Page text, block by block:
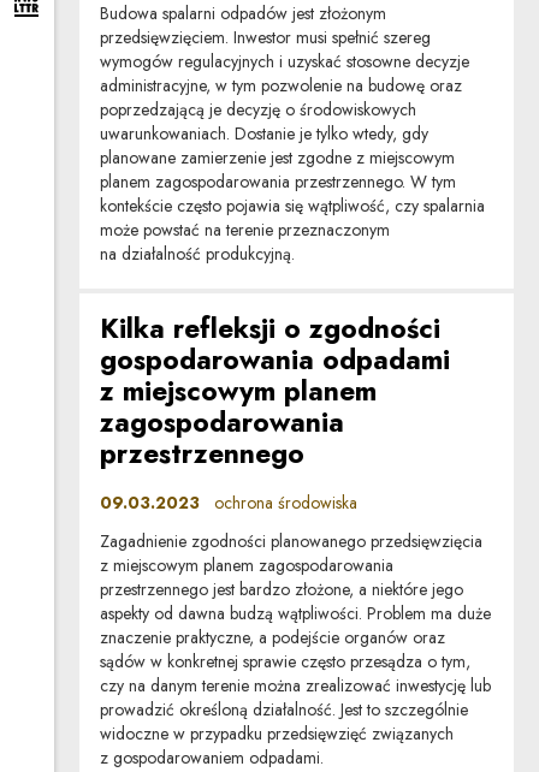
rozwiń formularz zapisu na newsletter
Budowa spalarni odpadów jest złożonym
przedsięwzięciem. Inwestor musi spełnić szereg
wymogów regulacyjnych i uzyskać stosowne decyzje
administracyjne, w tym pozwolenie na budowę oraz
poprzedzającą je decyzję o środowiskowych
uwarunkowaniach. Dostanie je tylko wtedy, gdy
planowane zamierzenie jest zgodne z miejscowym
planem zagospodarowania przestrzennego. W tym
kontekście często pojawia się wątpliwość, czy spalarnia
może powstać na terenie przeznaczonym
na działalność produkcyjną.
Kilka refleksji o zgodności
gospodarowania odpadami
z miejscowym planem
zagospodarowania
przestrzennego
09.03.2023 ochrona środowiska
Zagadnienie zgodności planowanego przedsięwzięcia
z miejscowym planem zagospodarowania
przestrzennego jest bardzo złożone, a niektóre jego
aspekty od dawna budzą wątpliwości. Problem ma duże
znaczenie praktyczne, a podejście organów oraz
sądów w konkretnej sprawie często przesądza o tym,
czy na danym terenie można zrealizować inwestycję lub
prowadzić określoną działalność. Jest to szczególnie
widoczne w przypadku przedsięwzięć związanych
z gospodarowaniem odpadami.